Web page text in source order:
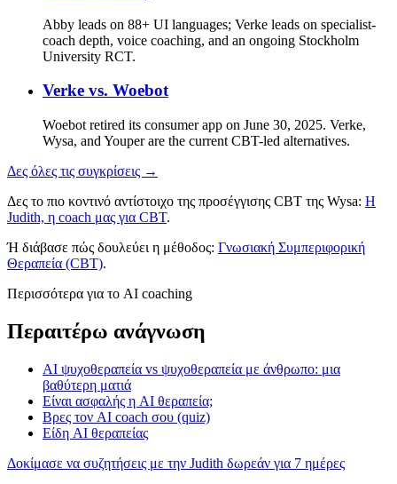
Abby leads on 88+ UI languages; Verke leads on specialist-
coach depth, voice coaching, and an ongoing Stockholm
University RCT.
Verke vs. Woebot
Woebot retired its consumer app on June 30, 2025. Verke,
Wysa, and Youper are the current CBT-led alternatives.
Δες όλες τις συγκρίσεις →
Δες το πιο κοντινό αντίστοιχο της προσέγγισης CBT της Wysa: Η
Judith, η coach μας για CBT.
Ή διάβασε πώς δουλεύει η μέθοδος: Γνωσιακή Συμπεριφορική
Θεραπεία (CBT).
Περισσότερα για το AI coaching
Περαιτέρω ανάγνωση
AI ψυχοθεραπεία vs ψυχοθεραπεία με άνθρωπο: μια
βαθύτερη ματιά
Είναι ασφαλής η AI θεραπεία;
Βρες τον AI coach σου (quiz)
Είδη AI θεραπείας
Δοκίμασε να συζητήσεις με την Judith δωρεάν για 7 ημέρες